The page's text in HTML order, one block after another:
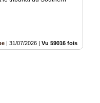
31/07/2026 Vu 59016 fois